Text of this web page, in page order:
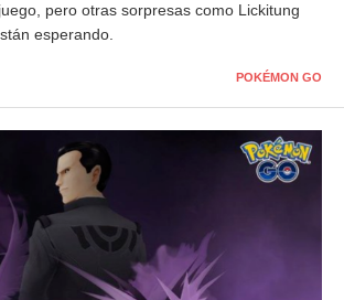
pero otras sorpresas como Lickitung
esperando.
POKÉMON GO